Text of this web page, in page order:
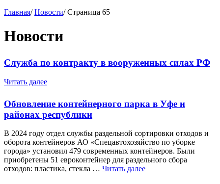
Главная/ Новости/Страница 65
Новости
Служба по контракту в вооруженных силах РФ
Читать далее
Обновление контейнерного парка в Уфе и
районах республики
В 2024 году отдел службы раздельной сортировки отходов и
оборота контейнеров АО «Спецавтохозяйство по уборке
города» установил 479 современных контейнеров. Были
приобретены 51 евроконтейнер для раздельного сбора
отходов: пластика, стекла … Читать далее